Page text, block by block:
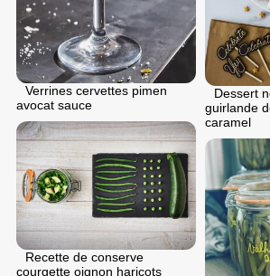
Verrines cervettes pimen
avocat sauce
Dessert
guirlande
caramel
Recette de conserve
courgette oignon haricots